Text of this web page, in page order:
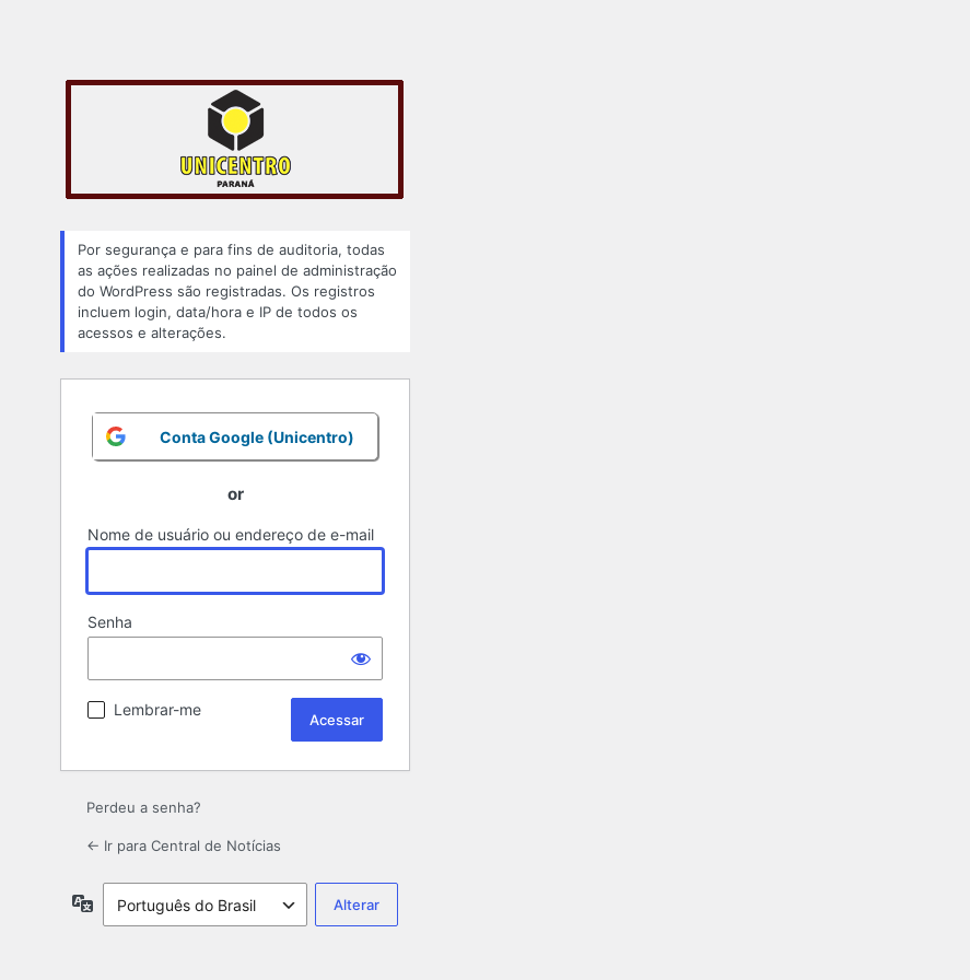
Por segurança e para fins de auditoria, todas
as ações realizadas no painel de administração
do WordPress são registradas. Os registros
incluem login, data/hora e IP de todos os
acessos e alterações.
Conta Google (Unicentro)
or
Nome de usuário ou endereço de e-mail
Senha
Lembrar-me
Perdeu a senha?
← Ir para Central de Notícias
Idioma